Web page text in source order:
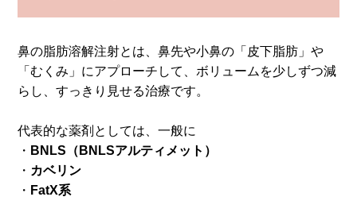
鼻の脂肪溶解注射とは、鼻先や小鼻の「皮下脂肪」や
「むくみ」にアプローチして、ボリュームを少しずつ減
らし、すっきり見せる治療です。
代表的な薬剤としては、一般に
・ BNLS（BNLSアルティメット）
・ カベリン
・ FatX系